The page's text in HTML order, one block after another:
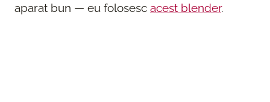
aparat bun — eu folosesc acest blender.